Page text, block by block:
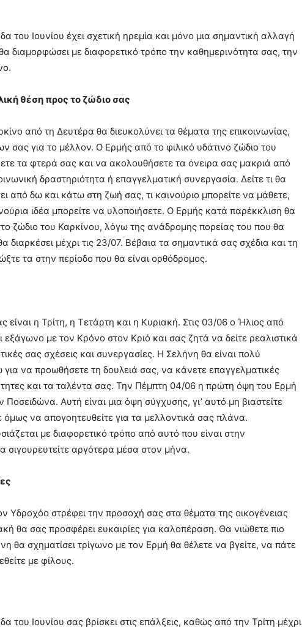
Ιουνίου έχει σχετική ηρεμία και μόνο μια σημαντική αλλαγή
διαμορφώσει με διαφορετικό τρόπο την καθημερινότητα σας, την
θέση προς το ζώδιο σας
από τη Δευτέρα θα διευκολύνει τα θέματα της επικοινωνίας,
σας για το μέλλον. Ο Ερμής από το φιλικό υδάτινο ζώδιο του
τα φτερά σας και να ακολουθήσετε τα όνειρα σας μακριά από
δραστηριότητα ή επαγγελματική συνεργασία. Δείτε τι θα
από δω και κάτω στη ζωή σας, τι καινούριο μπορείτε να μάθετε,
ιδέα μπορείτε να υλοποιήσετε. Ο Ερμής κατά παρέκκλιση θα
ζώδιο του Καρκίνου, λόγω της ανάδρομης πορείας του που θα
διαρκέσει μέχρι τις 23/07. Βέβαια τα σημαντικά σας σχέδια και τη
τα στην περίοδο που θα είναι ορθόδρομος.
είναι η Τρίτη, η Τετάρτη και η Κυριακή. Στις 03/06 ο Ήλιος από
εξάγωνο με τον Κρόνο στον Κριό και σας ζητά να δείτε ρεαλιστικά
σας σχέσεις και συνεργασίες. Η Σελήνη θα είναι πολύ
να προωθήσετε τη δουλειά σας, να κάνετε επαγγελματικές
και τα ταλέντα σας. Την Πέμπτη 04/06 η πρώτη όψη του Ερμή
Ποσειδώνα. Αυτή είναι μια όψη σύγχυσης, γι’ αυτό μη βιαστείτε
όμως να απογοητευθείτε για τα μελλοντικά σας πλάνα.
με διαφορετικό τρόπο από αυτό που είναι στην
σιγουρευτείτε αργότερα μέσα στον μήνα.
Υδροχόο στρέφει την προσοχή σας στα θέματα της οικογένειας
θα σας προσφέρει ευκαιρίες για καλοπέραση. Θα νιώθετε πιο
θα σχηματίσει τρίγωνο με τον Ερμή θα θέλετε να βγείτε, να πάτε
με φίλους.
Ιουνίου σας βρίσκει στις επάλξεις, καθώς από την Τρίτη μέχρι